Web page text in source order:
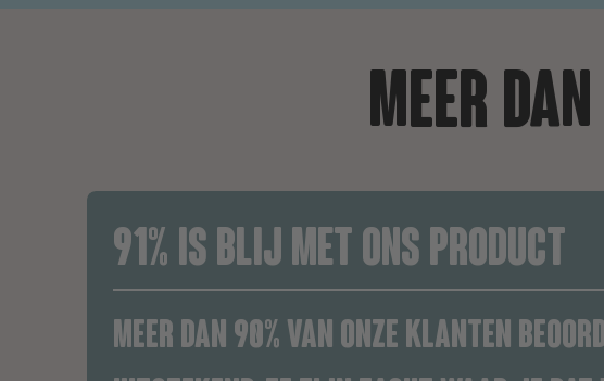
Meer
91% IS BLIJ MET ONS PRODUCT
Meer dan 90% van onze klanten